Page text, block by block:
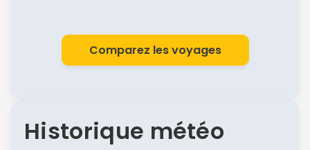
Comparez les voyages
Historique météo